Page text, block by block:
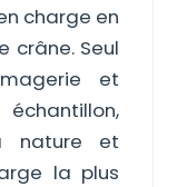
charge en
crâne. Seul
et
nature et
la plus